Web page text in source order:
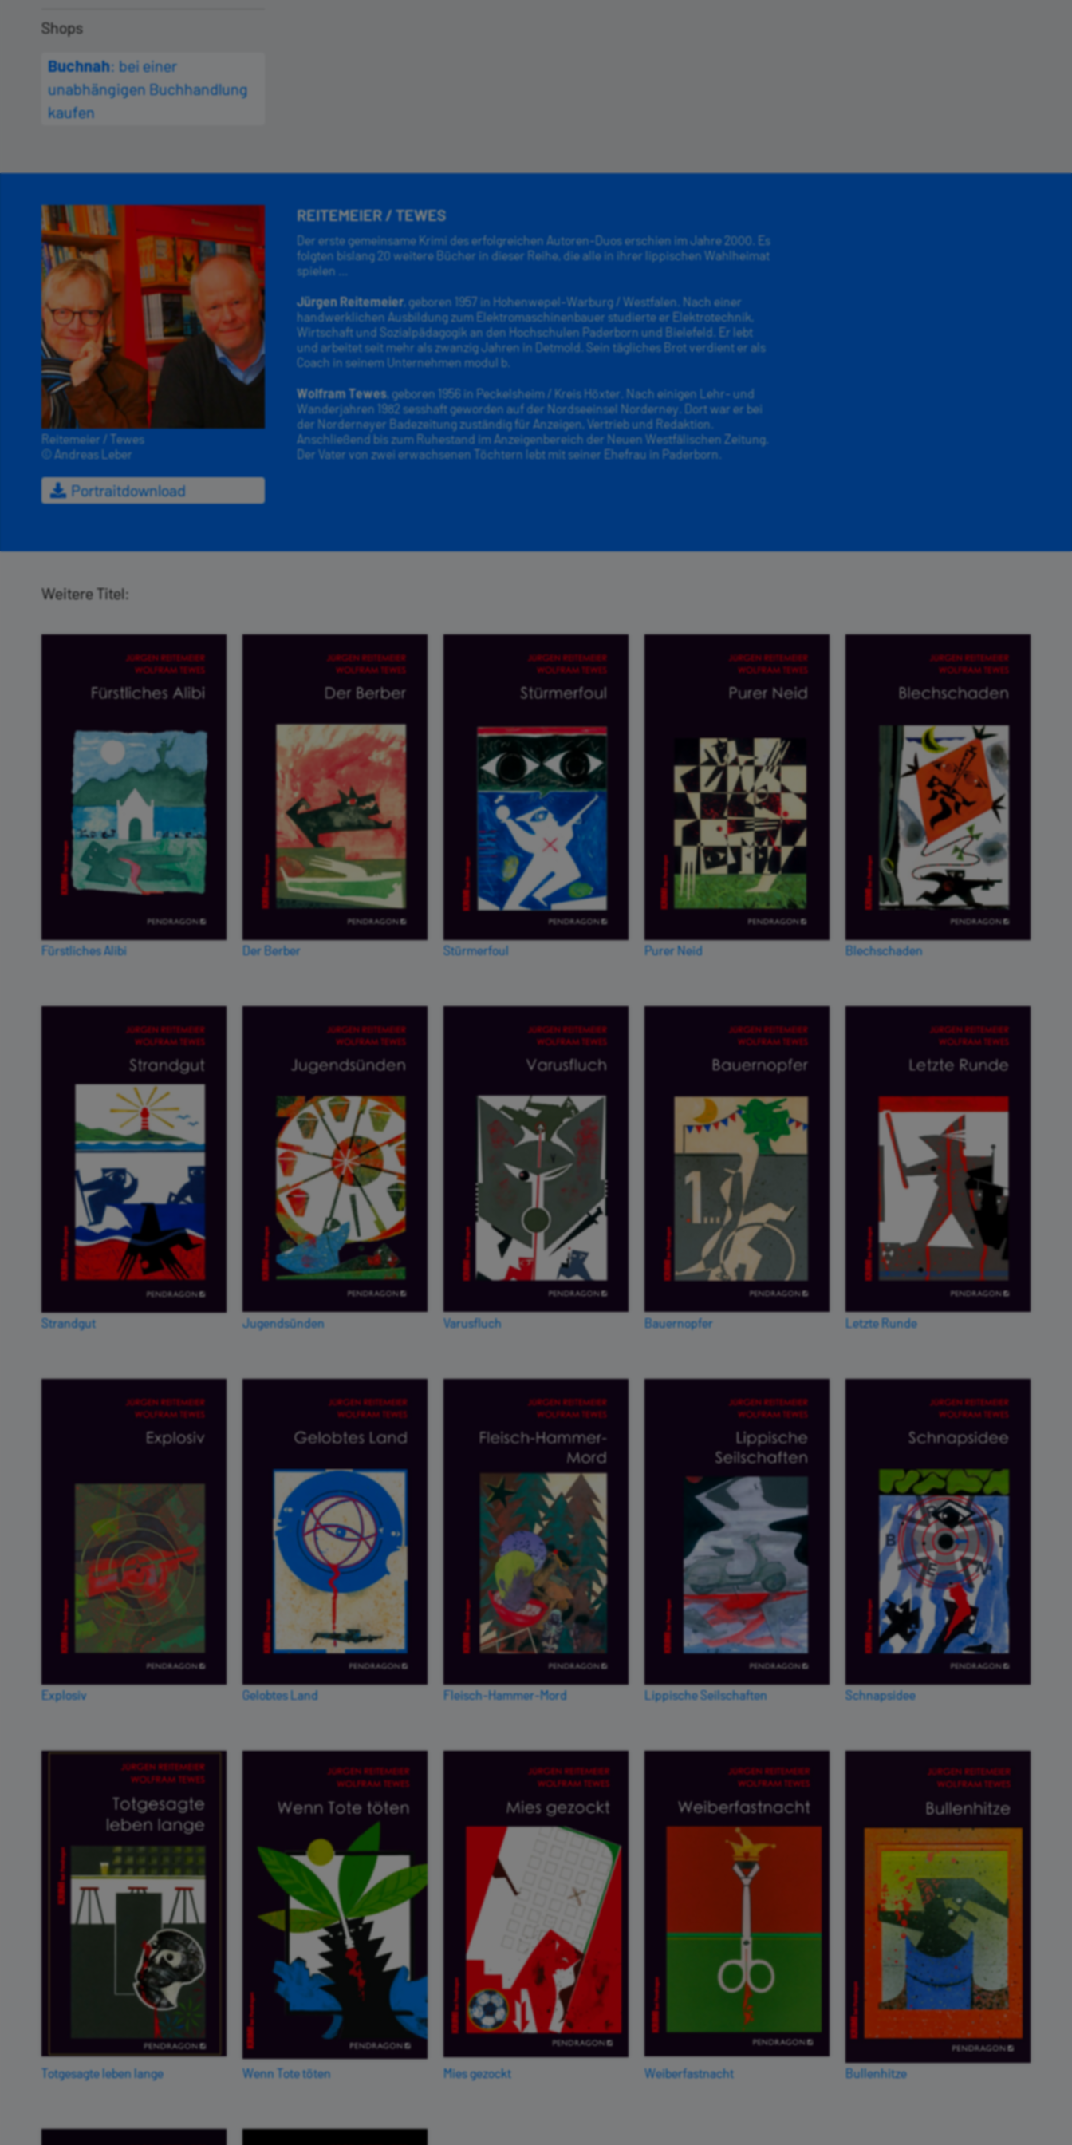
Shops
Buchnah: bei einer
unabhängigen Buchhandlung
kaufen
Reitemeier / Tewes
© Andreas Leber
Portraitdownload
REITEMEIER / TEWES
Der erste gemeinsame Krimi des erfolgreichen Autoren-Duos erschien im Jahre 2000. Es
folgten bislang 20 weitere Bücher in dieser Reihe, die alle in ihrer lippischen Wahlheimat
spielen ...
Jürgen Reitemeier , geboren 1957 in Hohenwepel-Warburg / Westfalen. Nach einer
handwerklichen Ausbildung zum Elektromaschinenbauer studierte er Elektrotechnik,
Wirtschaft und Sozialpädagogik an den Hochschulen Paderborn und Bielefeld. Er lebt
und arbeitet seit mehr als zwanzig Jahren in Detmold. Sein tägliches Brot verdient er als
Coach in seinem Unternehmen modul b.
Wolfram Tewes , geboren 1956 in Peckelsheim / Kreis Höxter. Nach einigen Lehr- und
Wanderjahren 1982 sesshaft geworden auf der Nordseeinsel Norderney. Dort war er bei
der Norderneyer Badezeitung zuständig für Anzeigen, Vertrieb und Redaktion.
Anschließend bis zum Ruhestand im Anzeigenbereich der Neuen Westfälischen Zeitung.
Der Vater von zwei erwachsenen Töchtern lebt mit seiner Ehefrau in Paderborn.
Weitere Titel:
Fürstliches Alibi Der Berber Stürmerfoul Purer Neid Blechschaden
Strandgut Jugendsünden Varusfluch Bauernopfer Letzte Runde
Explosiv Gelobtes Land Fleisch-Hammer-Mord Lippische Seilschaften Schnapsidee
Totgesagte leben lange Wenn Tote töten Mies gezockt Weiberfastnacht Bullenhitze